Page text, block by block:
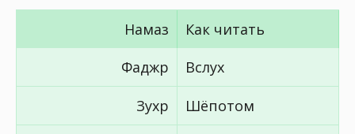
Намаз
Как читать
Фаджр
Вслух
Зухр Шёпотом